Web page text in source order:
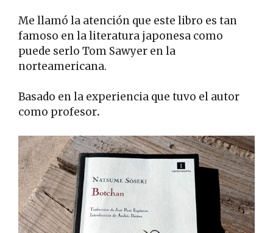
Me llamó la atención que este libro es tan
famoso en la literatura japonesa como
puede serlo Tom Sawyer en la
norteamericana.
Basado en la experiencia que tuvo el autor
como profesor.